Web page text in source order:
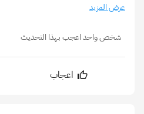
عرض المزيد
شخص واحد اعجب بهذا التحديث
اعجاب